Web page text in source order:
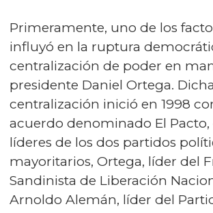
Primeramente, uno de los
influyó en la ruptura
centralización de poder en
presidente Daniel Ortega. Dicha
centralización inició en 1998
acuerdo denominado El Pacto,
líderes de los dos partidos
mayoritarios, Ortega, líder del
Sandinista de Liberación
Arnoldo Alemán, líder del